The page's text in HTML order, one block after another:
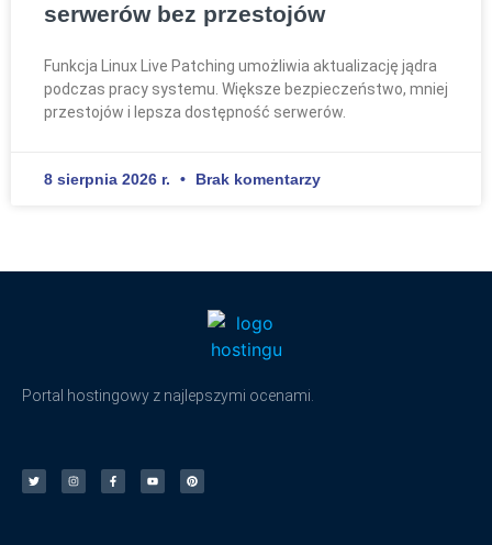
serwerów bez przestojów
Funkcja Linux Live Patching umożliwia aktualizację jądra
podczas pracy systemu. Większe bezpieczeństwo, mniej
przestojów i lepsza dostępność serwerów.
8 sierpnia 2026 r. Brak komentarzy
Portal hostingowy z najlepszymi ocenami.